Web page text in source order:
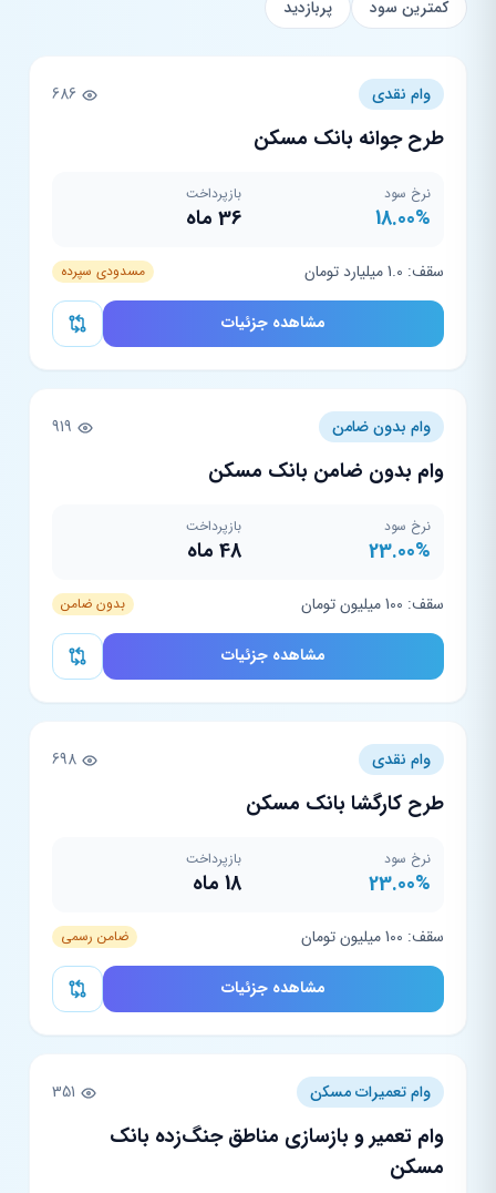
کمترین سود
پربازدید
وام نقدی
طرح جوانه بانک مسکن
نرخ سود
18.00%
بازپرداخت
36 ماه
سقف: 1.0 میلیارد تومان مسدودی سپرده
مشاهده جزئیات
وام بدون ضامن
وام بدون ضامن بانک مسکن
نرخ سود
23.00%
بازپرداخت
48 ماه
سقف: 100 میلیون تومان بدون ضامن
مشاهده جزئیات
وام نقدی
طرح کارگشا بانک مسکن
نرخ سود
23.00%
بازپرداخت
18 ماه
سقف: 100 میلیون تومان ضامن رسمی
مشاهده جزئیات
وام تعمیرات مسکن
وام تعمیر و بازسازی مناطق جنگ‌زده بانک
مسکن